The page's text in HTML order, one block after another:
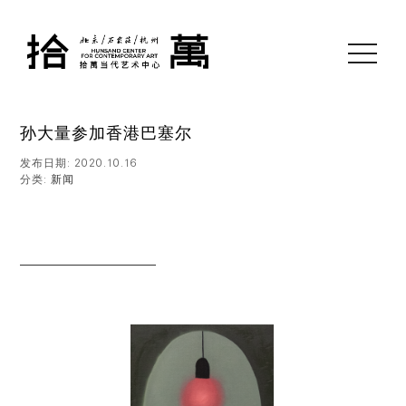
toggle
孙大量参加香港巴塞尔
发布日期: 2020.10.16
分类:新闻